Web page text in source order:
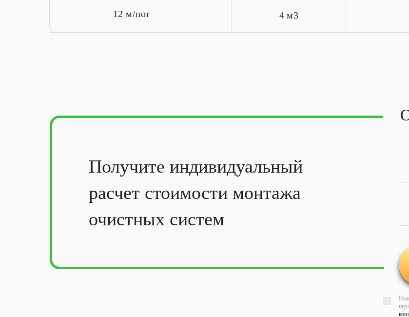
12 м/пог 4 м3
Получите индивидуальный
расчет стоимости монтажа
очистных систем